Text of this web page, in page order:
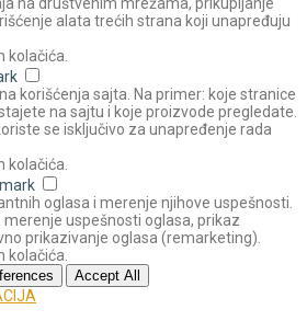
alata trećih strana koji unapređuju
kolačića.
korišćenja sajta. Na primer: koje stranice
na sajtu i koje proizvode pregledate.
se isključivo za unapređenje rada
kolačića.
oglasa i merenje njihove uspešnosti.
uspešnosti oglasa, prikaz
prikazivanje oglasa (remarketing).
kolačića.
Accept All